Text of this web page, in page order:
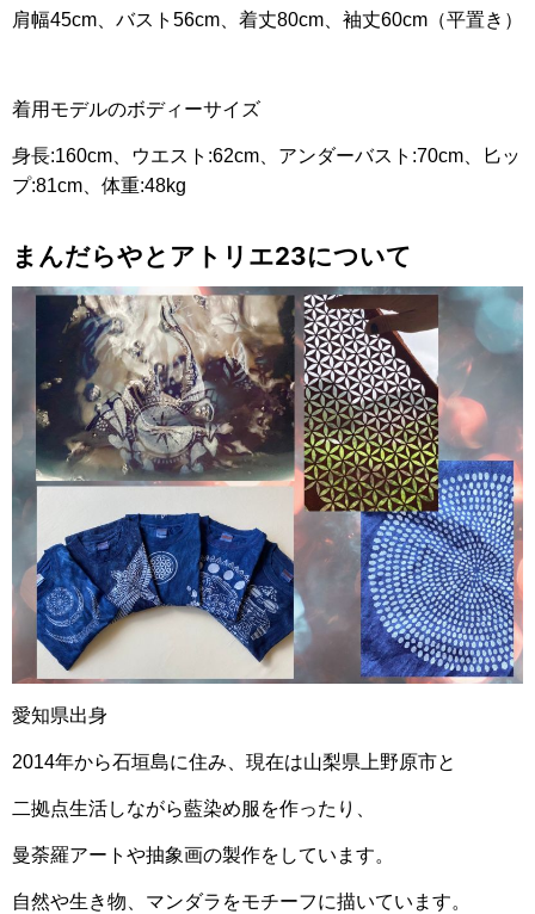
肩幅45cm 、バスト 56cm 、着丈80cm 、袖丈60cm（平置き）
着用モデルのボディーサイズ
身長:160cm 、ウエスト :62cm 、アンダーバスト :70cm 、匕ッ
プ:81cm 、体重:48kg
まんだらやとアトリエ23について
愛知県出身
2014年から石垣島に住み、現在は山梨県上野原市と
二拠点生活しながら藍染め服を作ったり、
曼荼羅アートや抽象画の製作をしています。
自然や生き物、マンダラをモチーフに描いています。